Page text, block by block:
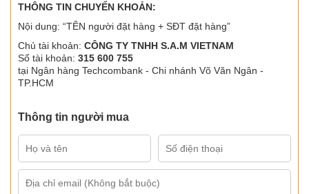
THÔNG TIN CHUYỂN KHOẢN:
Nội dung: “TÊN người đặt hàng + SĐT đặt hàng”
Chủ tài khoản: CÔNG TY TNHH S.A.M VIETNAM
Số tài khoản: 315 600 755
tại Ngân hàng Techcombank - Chi nhánh Võ Văn Ngân -
TP.HCM
Thông tin người mua